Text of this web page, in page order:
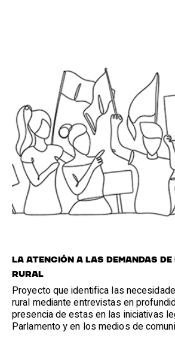
La atención a las demandas de
rural
Proyecto que identifica las
rural mediante entrevistas en
presencia de estas en las iniciativas
Parlamento y en los medios de